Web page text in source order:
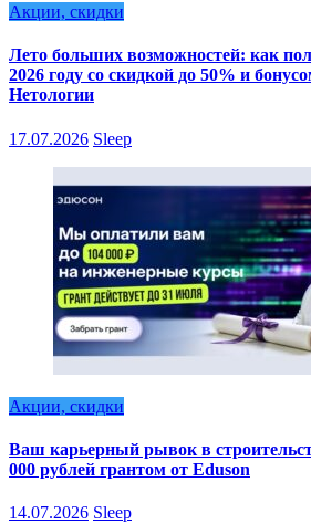
Акции, скидки
Лето больших возможностей: как
2026 году со скидкой до 50% и
Нетологии
17.07.2026 Sleep
Акции, скидки
Ваш карьерный рывок в
000 рублей грантом от Eduson
14.07.2026 Sleep